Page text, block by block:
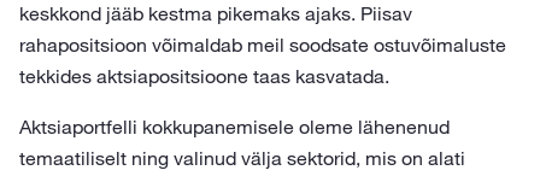
keskkond jääb kestma pikemaks ajaks. Piisav
rahapositsioon võimaldab meil soodsate ostuvõimaluste
tekkides aktsiapositsioone taas kasvatada.
Aktsiaportfelli kokkupanemisele oleme lähenenud
temaatiliselt ning valinud välja sektorid, mis on alati